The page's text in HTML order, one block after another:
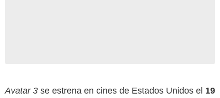
Avatar 3 se estrena en cines de Estados Unidos el 19